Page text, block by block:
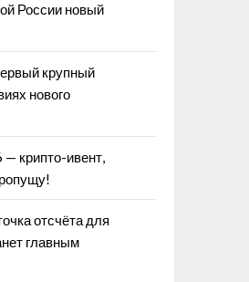
России новый
крупный
нового
крипто-ивент,
отсчёта для
главным